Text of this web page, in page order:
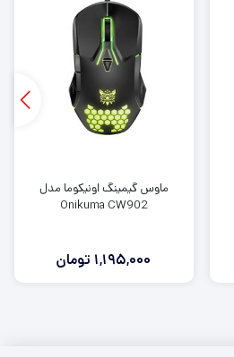
ماوس گیمینگ اونیکوما مدل
Onikuma CW902
1,195,000 تومان